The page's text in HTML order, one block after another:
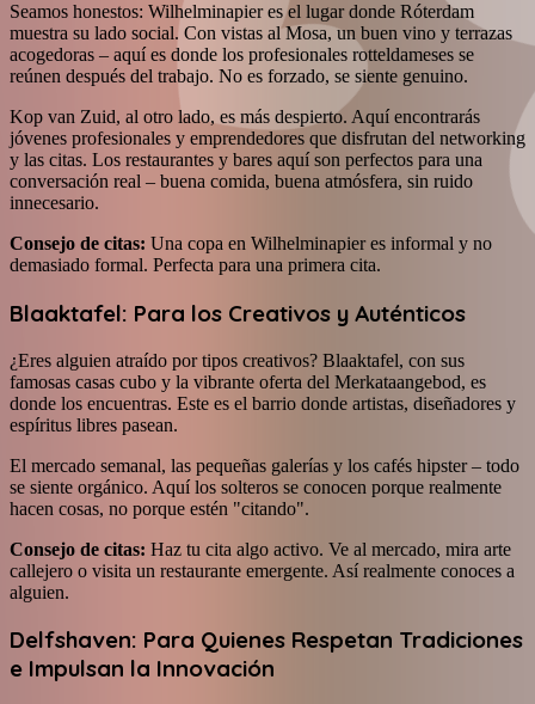
Seamos honestos: Wilhelminapier es el lugar donde Róterdam
muestra su lado social. Con vistas al Mosa, un buen vino y terrazas
acogedoras – aquí es donde los profesionales rotteldameses se
reúnen después del trabajo. No es forzado, se siente genuino.
Kop van Zuid, al otro lado, es más despierto. Aquí encontrarás
jóvenes profesionales y emprendedores que disfrutan del networking
y las citas. Los restaurantes y bares aquí son perfectos para una
conversación real – buena comida, buena atmósfera, sin ruido
innecesario.
Consejo de citas: Una copa en Wilhelminapier es informal y no
demasiado formal. Perfecta para una primera cita.
Blaaktafel: Para los Creativos y Auténticos
¿Eres alguien atraído por tipos creativos? Blaaktafel, con sus
famosas casas cubo y la vibrante oferta del Merkataangebod, es
donde los encuentras. Este es el barrio donde artistas, diseñadores y
espíritus libres pasean.
El mercado semanal, las pequeñas galerías y los cafés hipster – todo
se siente orgánico. Aquí los solteros se conocen porque realmente
hacen cosas, no porque estén "citando".
Consejo de citas: Haz tu cita algo activo. Ve al mercado, mira arte
callejero o visita un restaurante emergente. Así realmente conoces a
alguien.
Delfshaven: Para Quienes Respetan Tradiciones
e Impulsan la Innovación